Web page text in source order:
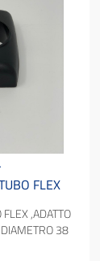
FLEX
,ADATTO
38